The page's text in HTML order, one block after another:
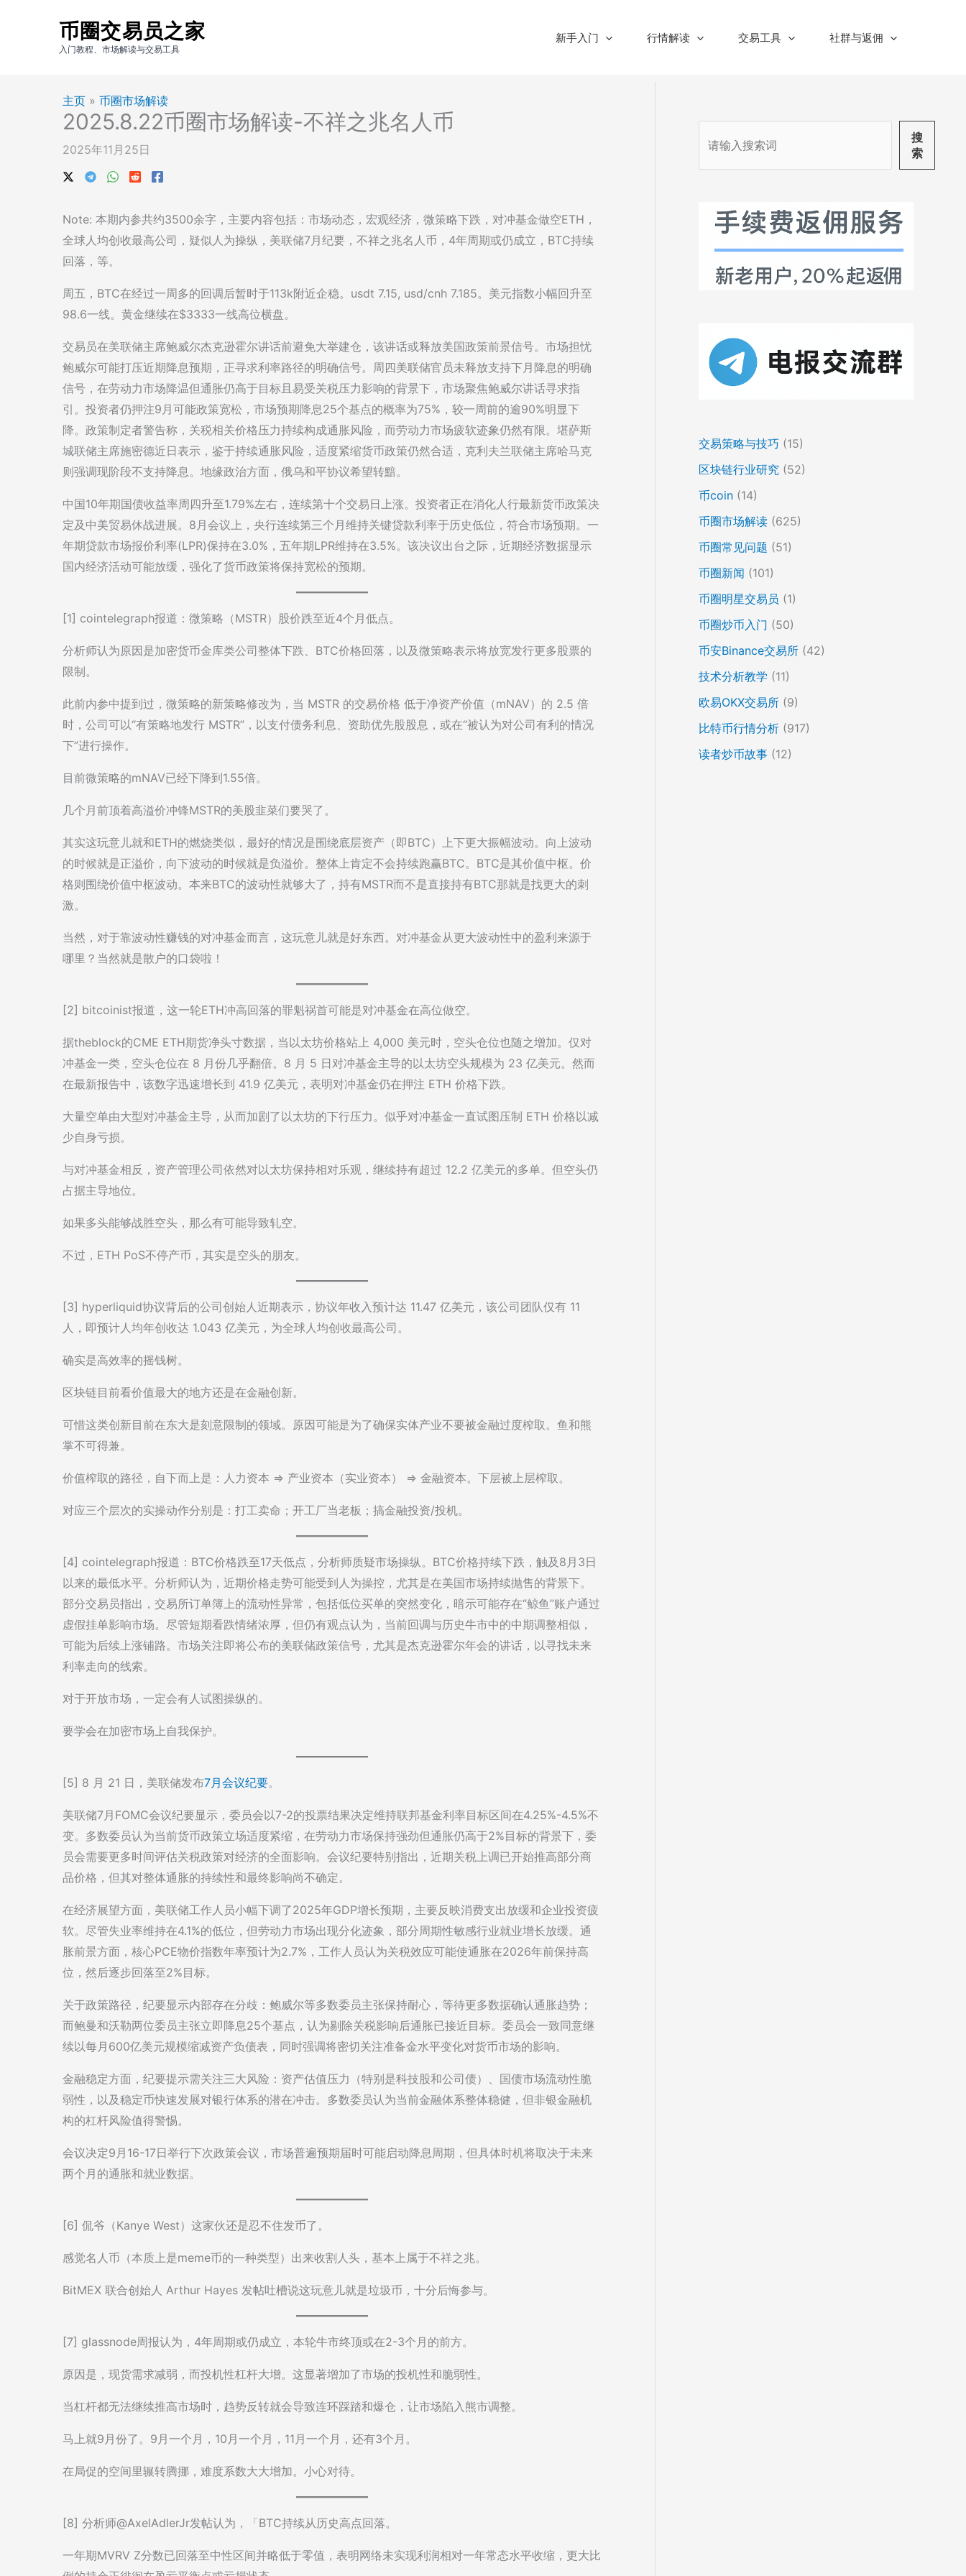
币圈交易员之家
入门教程、市场解读与交易工具
新手入门 行情解读 交易工具 社群与返佣
主页 » 币圈市场解读
2025.8.22币圈市场解读-不祥之兆名人币
2025年11月25日
Note: 本期内参共约3500余字，主要内容包括：市场动态，宏观经济，微策略下跌，对冲基金做空ETH，
全球人均创收最高公司，疑似人为操纵，美联储7月纪要，不祥之兆名人币，4年周期或仍成立，BTC持续
回落，等。
周五，BTC在经过一周多的回调后暂时于113k附近企稳。usdt 7.15, usd/cnh 7.185。美元指数小幅回升至
98.6一线。黄金继续在$3333一线高位横盘。
交易员在美联储主席鲍威尔杰克逊霍尔讲话前避免大举建仓，该讲话或释放美国政策前景信号。市场担忧
鲍威尔可能打压近期降息预期，正寻求利率路径的明确信号。周四美联储官员未释放支持下月降息的明确
信号，在劳动力市场降温但通胀仍高于目标且易受关税压力影响的背景下，市场聚焦鲍威尔讲话寻求指
引。投资者仍押注9月可能政策宽松，市场预期降息25个基点的概率为75%，较一周前的逾90%明显下
降。政策制定者警告称，关税相关价格压力持续构成通胀风险，而劳动力市场疲软迹象仍然有限。堪萨斯
城联储主席施密德近日表示，鉴于持续通胀风险，适度紧缩货币政策仍然合适，克利夫兰联储主席哈马克
则强调现阶段不支持降息。地缘政治方面，俄乌和平协议希望转黯。
中国10年期国债收益率周四升至1.79%左右，连续第十个交易日上涨。投资者正在消化人行最新货币政策决
定及中美贸易休战进展。8月会议上，央行连续第三个月维持关键贷款利率于历史低位，符合市场预期。一
年期贷款市场报价利率(LPR)保持在3.0%，五年期LPR维持在3.5%。该决议出台之际，近期经济数据显示
国内经济活动可能放缓，强化了货币政策将保持宽松的预期。
[1] cointelegraph报道：微策略（MSTR）股价跌至近4个月低点。
分析师认为原因是加密货币金库类公司整体下跌、BTC价格回落，以及微策略表示将放宽发行更多股票的
限制。
此前内参中提到过，微策略的新策略修改为，当 MSTR 的交易价格 低于净资产价值（mNAV）的 2.5 倍
时，公司可以“有策略地发行 MSTR”，以支付债务利息、资助优先股股息，或在“被认为对公司有利的情况
下”进行操作。
目前微策略的mNAV已经下降到1.55倍。
几个月前顶着高溢价冲锋MSTR的美股韭菜们要哭了。
其实这玩意儿就和ETH的燃烧类似，最好的情况是围绕底层资产（即BTC）上下更大振幅波动。向上波动
的时候就是正溢价，向下波动的时候就是负溢价。整体上肯定不会持续跑赢BTC。BTC是其价值中枢。价
格则围绕价值中枢波动。本来BTC的波动性就够大了，持有MSTR而不是直接持有BTC那就是找更大的刺
激。
当然，对于靠波动性赚钱的对冲基金而言，这玩意儿就是好东西。对冲基金从更大波动性中的盈利来源于
哪里？当然就是散户的口袋啦！
[2] bitcoinist报道，这一轮ETH冲高回落的罪魁祸首可能是对冲基金在高位做空。
据theblock的CME ETH期货净头寸数据，当以太坊价格站上 4,000 美元时，空头仓位也随之增加。仅对
冲基金一类，空头仓位在 8 月份几乎翻倍。8 月 5 日对冲基金主导的以太坊空头规模为 23 亿美元。然而
在最新报告中，该数字迅速增长到 41.9 亿美元，表明对冲基金仍在押注 ETH 价格下跌。
大量空单由大型对冲基金主导，从而加剧了以太坊的下行压力。似乎对冲基金一直试图压制 ETH 价格以减
少自身亏损。
与对冲基金相反，资产管理公司依然对以太坊保持相对乐观，继续持有超过 12.2 亿美元的多单。但空头仍
占据主导地位。
如果多头能够战胜空头，那么有可能导致轧空。
不过，ETH PoS不停产币，其实是空头的朋友。
[3] hyperliquid协议背后的公司创始人近期表示，协议年收入预计达 11.47 亿美元，该公司团队仅有 11
人，即预计人均年创收达 1.043 亿美元，为全球人均创收最高公司。
确实是高效率的摇钱树。
区块链目前看价值最大的地方还是在金融创新。
可惜这类创新目前在东大是刻意限制的领域。原因可能是为了确保实体产业不要被金融过度榨取。鱼和熊
掌不可得兼。
价值榨取的路径，自下而上是：人力资本 => 产业资本（实业资本） => 金融资本。下层被上层榨取。
对应三个层次的实操动作分别是：打工卖命；开工厂当老板；搞金融投资/投机。
[4] cointelegraph报道：BTC价格跌至17天低点，分析师质疑市场操纵。BTC价格持续下跌，触及8月3日
以来的最低水平。分析师认为，近期价格走势可能受到人为操控，尤其是在美国市场持续抛售的背景下。
部分交易员指出，交易所订单簿上的流动性异常，包括低位买单的突然变化，暗示可能存在“鲸鱼”账户通过
虚假挂单影响市场。尽管短期看跌情绪浓厚，但仍有观点认为，当前回调与历史牛市中的中期调整相似，
可能为后续上涨铺路。市场关注即将公布的美联储政策信号，尤其是杰克逊霍尔年会的讲话，以寻找未来
利率走向的线索。
对于开放市场，一定会有人试图操纵的。
要学会在加密市场上自我保护。
[5] 8 月 21 日，美联储发布7月会议纪要。
美联储7月FOMC会议纪要显示，委员会以7-2的投票结果决定维持联邦基金利率目标区间在4.25%-4.5%不
变。多数委员认为当前货币政策立场适度紧缩，在劳动力市场保持强劲但通胀仍高于2%目标的背景下，委
员会需要更多时间评估关税政策对经济的全面影响。会议纪要特别指出，近期关税上调已开始推高部分商
品价格，但其对整体通胀的持续性和最终影响尚不确定。
在经济展望方面，美联储工作人员小幅下调了2025年GDP增长预期，主要反映消费支出放缓和企业投资疲
软。尽管失业率维持在4.1%的低位，但劳动力市场出现分化迹象，部分周期性敏感行业就业增长放缓。通
胀前景方面，核心PCE物价指数年率预计为2.7%，工作人员认为关税效应可能使通胀在2026年前保持高
位，然后逐步回落至2%目标。
关于政策路径，纪要显示内部存在分歧：鲍威尔等多数委员主张保持耐心，等待更多数据确认通胀趋势；
而鲍曼和沃勒两位委员主张立即降息25个基点，认为剔除关税影响后通胀已接近目标。委员会一致同意继
续以每月600亿美元规模缩减资产负债表，同时强调将密切关注准备金水平变化对货币市场的影响。
金融稳定方面，纪要提示需关注三大风险：资产估值压力（特别是科技股和公司债）、国债市场流动性脆
弱性，以及稳定币快速发展对银行体系的潜在冲击。多数委员认为当前金融体系整体稳健，但非银金融机
构的杠杆风险值得警惕。
会议决定9月16-17日举行下次政策会议，市场普遍预期届时可能启动降息周期，但具体时机将取决于未来
两个月的通胀和就业数据。
[6] 侃爷（Kanye West）这家伙还是忍不住发币了。
感觉名人币（本质上是meme币的一种类型）出来收割人头，基本上属于不祥之兆。
BitMEX 联合创始人 Arthur Hayes 发帖吐槽说这玩意儿就是垃圾币，十分后悔参与。
[7] glassnode周报认为，4年周期或仍成立，本轮牛市终顶或在2-3个月的前方。
原因是，现货需求减弱，而投机性杠杆大增。这显著增加了市场的投机性和脆弱性。
当杠杆都无法继续推高市场时，趋势反转就会导致连环踩踏和爆仓，让市场陷入熊市调整。
马上就9月份了。9月一个月，10月一个月，11月一个月，还有3个月。
在局促的空间里辗转腾挪，难度系数大大增加。小心对待。
[8] 分析师@AxelAdlerJr发帖认为，「BTC持续从历史高点回落。
一年期MVRV Z分数已回落至中性区间并略低于零值，表明网络未实现利润相对一年常态水平收缩，更大比
搜
索
交易策略与技巧 (15)
区块链行业研究 (52)
币coin (14)
币圈市场解读 (625)
币圈常见问题 (51)
币圈新闻 (101)
币圈明星交易员 (1)
币圈炒币入门 (50)
币安Binance交易所 (42)
技术分析教学 (11)
欧易OKX交易所 (9)
比特币行情分析 (917)
读者炒币故事 (12)